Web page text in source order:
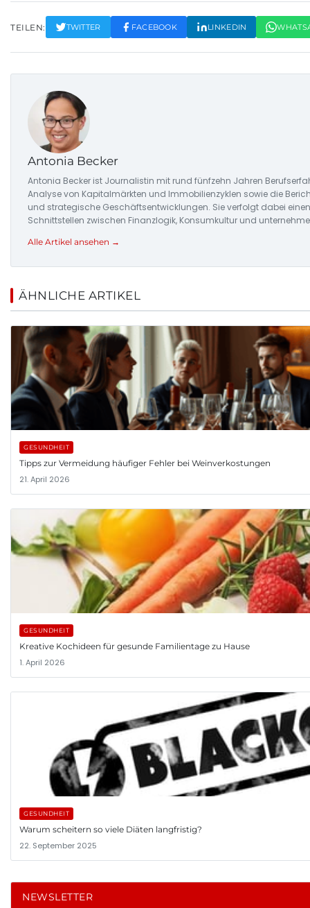
TEILEN: TWITTER FACEBOOK LINKEDIN
Antonia Becker
Antonia Becker ist Journalistin mit rund fünfzehn Jahren
Analyse von Kapitalmärkten und Immobilienzyklen sowie die
und strategische Geschäftsentwicklungen. Sie verfolgt dabei
Schnittstellen zwischen Finanzlogik, Konsumkultur und
Alle Artikel ansehen →
ÄHNLICHE ARTIKEL
GESUNDHEIT
Tipps zur Vermeidung häufiger Fehler bei Weinverkostungen
21. April 2026
GESUNDHEIT
Kreative Kochideen für gesunde Familientage zu Hause
1. April 2026
GESUNDHEIT
Warum scheitern so viele Diäten langfristig?
22. September 2025
NEWSLETTER